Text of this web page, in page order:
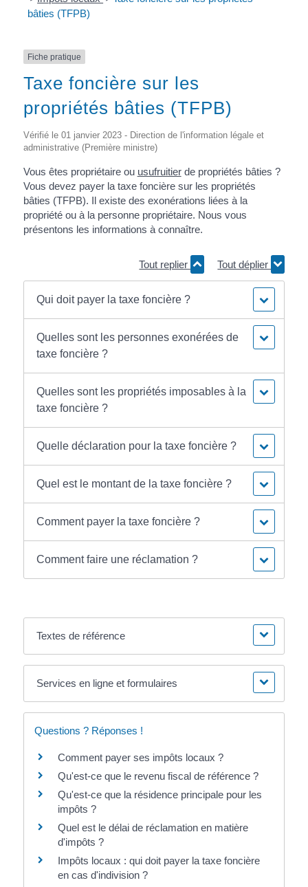
bâties (TFPB)
Fiche pratique
Taxe foncière sur les
propriétés bâties (TFPB)
Vérifié le 01 janvier 2023 - Direction de l'information légale et
administrative (Première ministre)
Vous êtes propriétaire ou usufruitierde propriétés bâties ?
Vous devez payer la taxe foncière sur les propriétés
bâties (TFPB). Il existe des exonérations liées à la
propriété ou à la personne propriétaire. Nous vous
présentons les informations à connaître.
Tout replier Tout déplier
Qui doit payer la taxe foncière ?
Quelles sont les personnes exonérées de
taxe foncière ?
Quelles sont les propriétés imposables à la
taxe foncière ?
Quelle déclaration pour la taxe foncière ?
Quel est le montant de la taxe foncière ?
Comment payer la taxe foncière ?
Comment faire une réclamation ?
Textes de référence
Services en ligne et formulaires
Questions ? Réponses !
Comment payer ses impôts locaux ?
Qu'est-ce que le revenu fiscal de référence ?
Qu'est-ce que la résidence principale pour les
impôts ?
Quel est le délai de réclamation en matière
d'impôts ?
Impôts locaux : qui doit payer la taxe foncière
en cas d'indivision ?